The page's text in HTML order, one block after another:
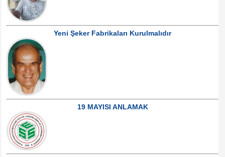
Yeni Şeker Fabrikaları Kurulmalıdır
19 MAYISI ANLAMAK